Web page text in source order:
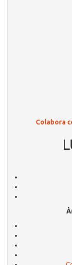
Colabora